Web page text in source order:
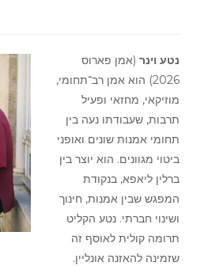
נטע וינר (אמן פארוס
2026) הוא אמן רב־תחומי,
מוזיקאי, מחזאי ופעיל
תרבות, שעבודתו נעה בין
תחומי אמנות שונים ואופני
ביטוי מגוונים. הוא יוצר בין
ברלין ליאפא, בנקודת
המפגש שבין אמנות, חינוך
ושינוי חברתי. נטע הקליט
תרומה קולית לאוסף זה
שזמינה להאזנה אונליין.